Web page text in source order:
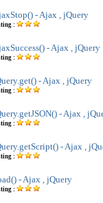
- Ajax , jQuery
:
- Ajax , jQuery
:
- Ajax , jQuery
:
- Ajax ,
:
- Ajax ,
:
- Ajax , jQuery
: